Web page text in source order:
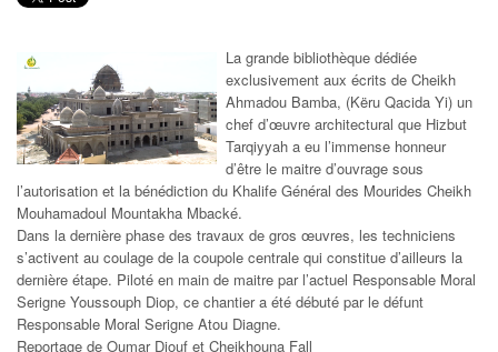
La grande bibliothèque dédiée
exclusivement aux écrits de Cheikh
Ahmadou Bamba, (Këru Qacida Yi) un
chef d’œuvre architectural que Hizbut
Tarqiyyah a eu l’immense honneur
d’être le maitre d’ouvrage sous
l’autorisation et la bénédiction du Khalife Général des Mourides Cheikh
Mouhamadoul Mountakha Mbacké.
Dans la dernière phase des travaux de gros œuvres, les techniciens
s’activent au coulage de la coupole centrale qui constitue d’ailleurs la
dernière étape. Piloté en main de maitre par l’actuel Responsable Moral
Serigne Youssouph Diop, ce chantier a été débuté par le défunt
Responsable Moral Serigne Atou Diagne.
Reportage de Oumar Diouf et Cheikhouna Fall